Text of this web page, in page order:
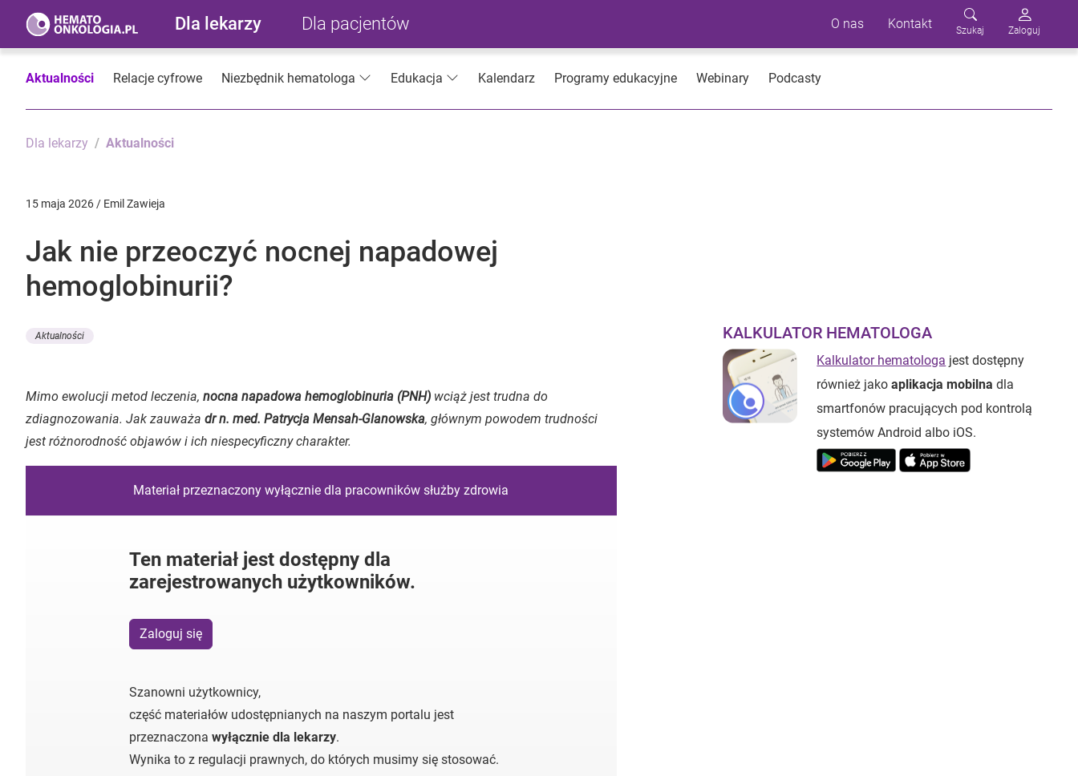
Dla lekarzy Dla pacjentów O nas Kontakt Szukaj Zaloguj
Aktualności Relacje cyfrowe Niezbędnik hematologa Edukacja Kalendarz Programy edukacyjne Webinary Podcasty
Dla lekarzy Aktualności
15 maja 2026 / Emil Zawieja
Jak nie przeoczyć nocnej napadowej
hemoglobinurii?
Aktualności
Mimo ewolucji metod leczenia, nocna napadowa hemoglobinuria (PNH) wciąż jest trudna do
zdiagnozowania. Jak zauważa dr n. med. Patrycja Mensah-Glanowska, głównym powodem trudności
jest różnorodność objawów i ich niespecyficzny charakter.
Materiał przeznaczony wyłącznie dla pracowników służby zdrowia
Ten materiał jest dostępny dla
zarejestrowanych użytkowników.
Zaloguj się
Szanowni użytkownicy,
część materiałów udostępnianych na naszym portalu jest
przeznaczona wyłącznie dla lekarzy.
Wynika to z regulacji prawnych, do których musimy się stosować.
KALKULATOR HEMATOLOGA
Kalkulator hematologa jest dostępny
również jakoaplikacja mobilna dla
smartfonów pracujących pod kontrolą
systemów Android albo iOS.